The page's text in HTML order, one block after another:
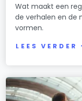
Wat maakt een
de verhalen en de
vormen.
LEES VERDER